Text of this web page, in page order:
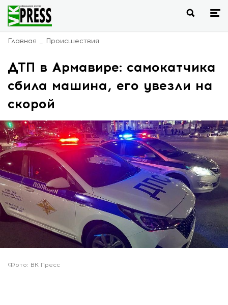
Главная Происшествия
ДТП в Армавире: самокатчика
сбила машина, его увезли на
скорой
Фото: ВК Пресс